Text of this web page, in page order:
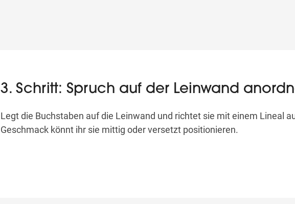
3. Schritt: Spruch auf der Leinwand
Legt die Buchstaben auf die Leinwand und richtet sie mit einem Lineal
Geschmack könnt ihr sie mittig oder versetzt positionieren.